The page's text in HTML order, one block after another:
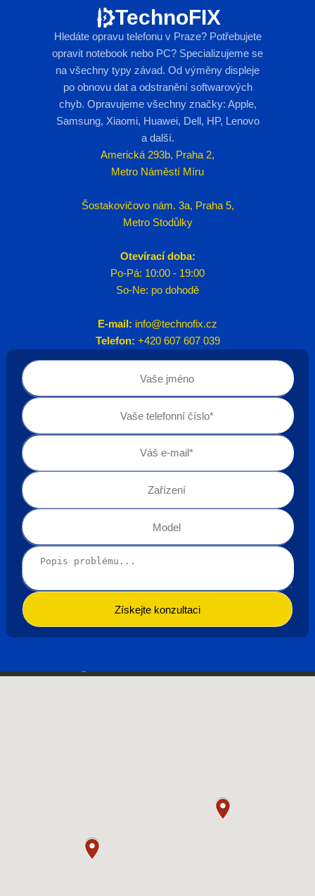
TechnoFIX
Hledáte opravu telefonu v Praze? Potřebujete
opravit notebook nebo PC? Specializujeme se
na všechny typy závad. Od výměny displeje
po obnovu dat a odstranění softwarových
chyb. Opravujeme všechny značky: Apple,
Samsung, Xiaomi, Huawei, Dell, HP, Lenovo
a další.
Americká 293b, Praha 2,
Metro Náměstí Míru
Šostakovičovo nám. 3a, Praha 5,
Metro Stodůlky
Otevírací doba:
Po-Pá: 10:00 - 19:00
So-Ne: po dohodě
E-mail: info@technofix.cz
Telefon: +420 607 607 039